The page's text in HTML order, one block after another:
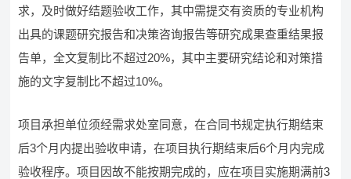
求，及时做好结题验收工作，其中需提交有资质的专业机构
出具的课题研究报告和决策咨询报告等研究成果查重结果报
告单，全文复制比不超过20%，其中主要研究结论和对策措
施的文字复制比不超过10%。
项目承担单位须经需求处室同意，在合同书规定执行期结束
后3个月内提出验收申请，在项目执行期结束后6个月内完成
验收程序。项目因故不能按期完成的，应在项目实施期满前3